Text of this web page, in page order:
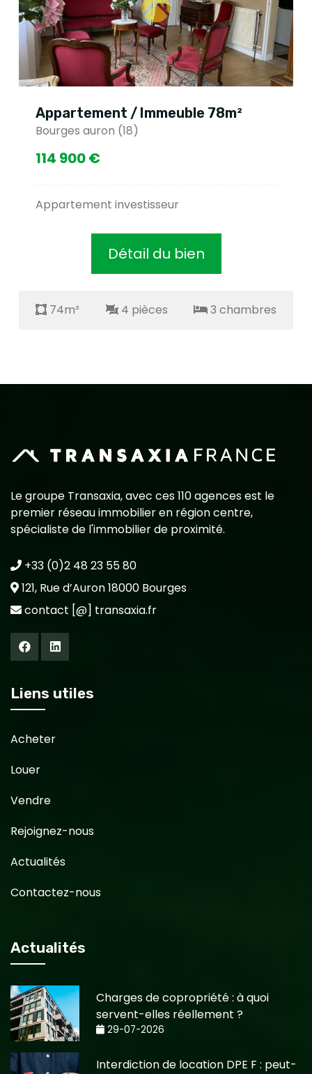
Appartement / Immeuble 78m²
Bourges auron (18)
114 900 €
Appartement investisseur
Détail du bien
74m² 4 pièces 3 chambres
Le groupe Transaxia, avec ces 110 agences est le
premier réseau immobilier en région centre,
spécialiste de l'immobilier de proximité.
+33 (0)2 48 23 55 80
121, Rue d’Auron 18000 Bourges
contact [@] transaxia.fr
Liens utiles
Acheter
Louer
Vendre
Rejoignez-nous
Actualités
Contactez-nous
Actualités
Charges de copropriété : à quoi
servent-elles réellement ?
29-07-2026
Interdiction de location DPE F : peut-